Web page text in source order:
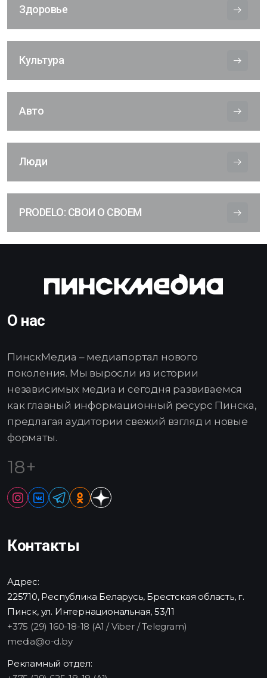
Здоровье
Культура
Авто
Люди
PRODELO: СВОИ О СВОЕМ
О нас
ПинскМедиа – медиапортал нового
поколения. Мы выросли из истории
независимых медиа и сегодня развиваемся
как главный информационный ресурс Пинска,
предлагая аудитории свежий взгляд и новые
форматы.
18+
Контакты
Адрес:
225710, Республика Беларусь, Брестская область, г.
Пинск, ул. Интернациональная, 53/11
+375 (29) 160-18-18 (A1 / Viber / Telegram)
media@o-d.by
Рекламный отдел: